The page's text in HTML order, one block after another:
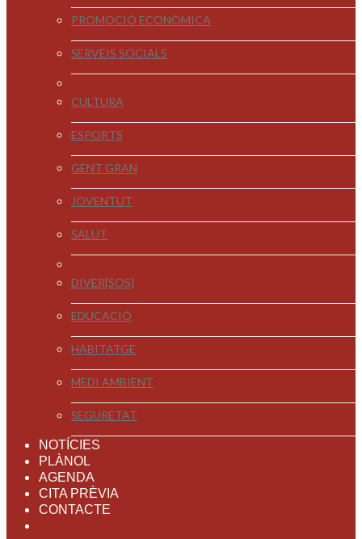
PROMOCIÓ ECONÒMICA
SERVEIS SOCIALS
CULTURA
ESPORTS
GENT GRAN
JOVENTUT
SALUT
DIVER[SOS]
EDUCACIÓ
HABITATGE
MEDI AMBIENT
SEGURETAT
NOTÍCIES
PLÀNOL
AGENDA
CITA PRÈVIA
CONTACTE